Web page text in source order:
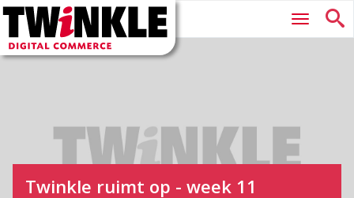
Twinkle
Digital
Commerce
Hoofdmenu
Twinkle ruimt op - week 11